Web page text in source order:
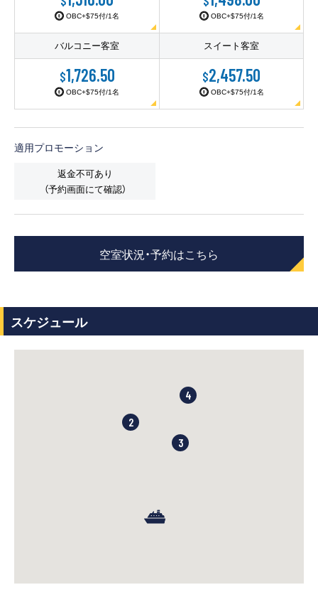
トピックス パンフレット
ご予約後の流れ お問い合わせ
れる理由
OBC+$75付/1名 OBC+$75付/1名
バルコニー客室
$1,726.50
OBC+$75付/1名
スイート客室
$2,457.50
OBC+$75付/1名
適用プロモーション
返金不可あり
（予約画面にて確認）
空室状況・予約はこちら
スケジュール
2
3
4